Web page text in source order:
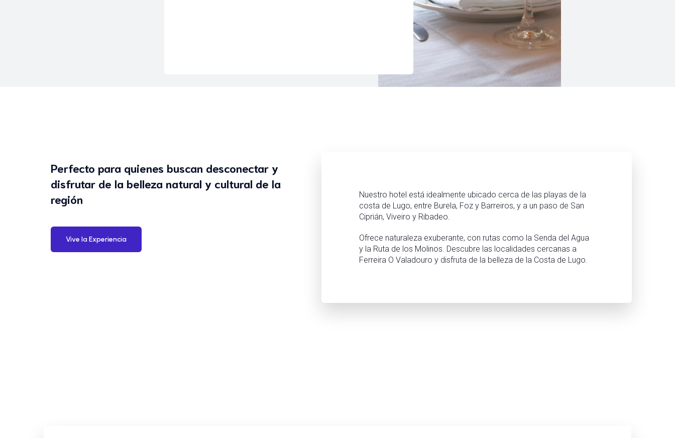
Perfecto para quienes buscan desconectar y
disfrutar de la belleza natural y cultural de la
región
Vive la Experiencia
Nuestro hotel está idealmente ubicado cerca de las playas de la
costa de Lugo, entre Burela, Foz y Barreiros, y a un paso de San
Ciprián, Viveiro y Ribadeo.
Ofrece naturaleza exuberante, con rutas como la Senda del Agua
y la Ruta de los Molinos. Descubre las localidades cercanas a
Ferreira O Valadouro y disfruta de la belleza de la Costa de Lugo.